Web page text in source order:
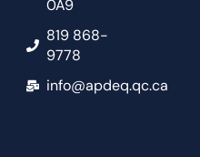
0A9
819 868-
9778
info@apdeq.qc.ca